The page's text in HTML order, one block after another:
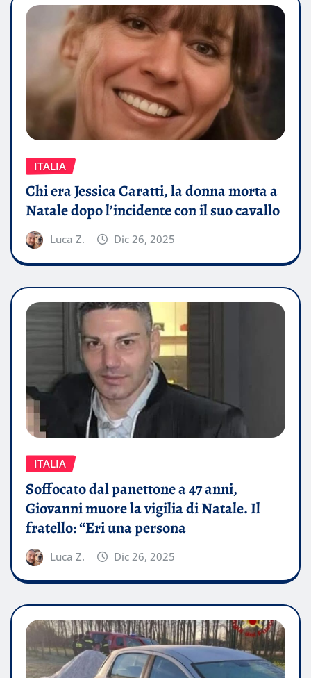
ITALIA
Chi era Jessica Caratti, la donna morta a
Natale dopo l’incidente con il suo cavallo
Luca Z. Dic 26, 2025
ITALIA
Soffocato dal panettone a 47 anni,
Giovanni muore la vigilia di Natale. Il
fratello: “Eri una persona
Luca Z. Dic 26, 2025